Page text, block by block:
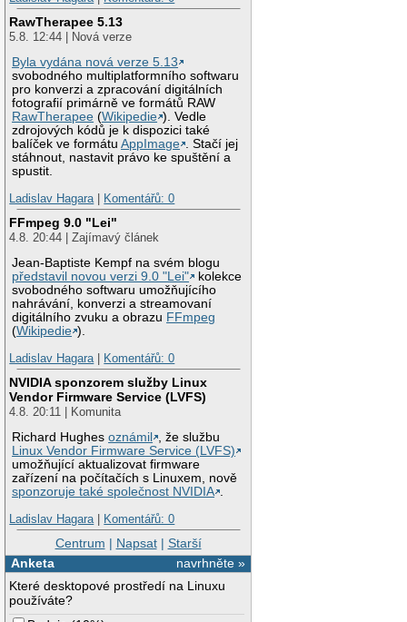
RawTherapee 5.13
5.8. 12:44 | Nová verze
Byla vydána nová verze 5.13
svobodného multiplatformního softwaru
pro konverzi a zpracování digitálních
fotografií primárně ve formátů RAW
RawTherapee (Wikipedie ). Vedle
zdrojových kódů je k dispozici také
balíček ve formátuAppImage . Stačí jej
stáhnout, nastavit právo ke spuštění a
spustit.
Ladislav Hagara| Komentářů: 0
FFmpeg 9.0 "Lei"
4.8. 20:44 | Zajímavý článek
Jean-Baptiste Kempf na svém blogu
představil novou verzi 9.0 "Lei"
kolekce
svobodného softwaru umožňujícího
nahrávání, konverzi a streamovaní
digitálního zvuku a obrazu FFmpeg
(Wikipedie ).
Ladislav Hagara| Komentářů: 0
NVIDIA sponzorem služby Linux
Vendor Firmware Service (LVFS)
4.8. 20:11 | Komunita
Richard Hughesoznámil
, že službu
Linux Vendor Firmware Service (LVFS)
umožňující aktualizovat firmware
zařízení na počítačích s Linuxem, nově
sponzoruje také společnost NVIDIA .
Ladislav Hagara| Komentářů: 0
Centrum | Napsat| Starší
navrhněte »
Anketa
Které desktopové prostředí na Linuxu
používáte?